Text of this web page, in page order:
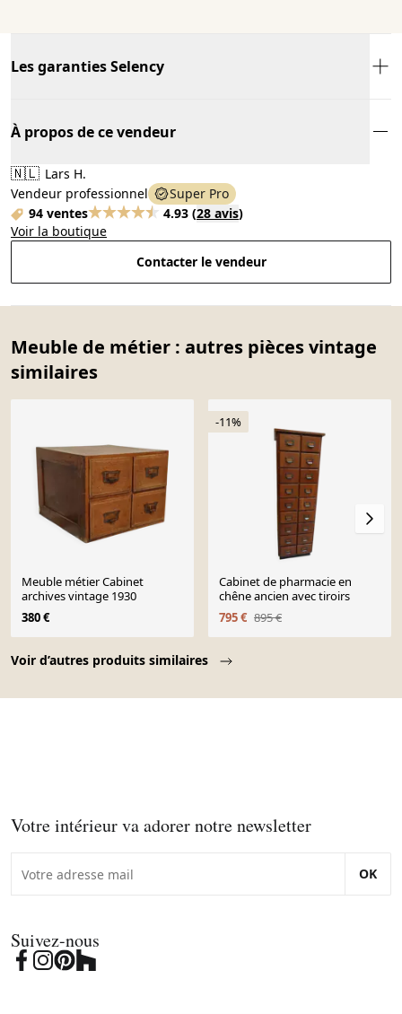
Les garanties Selency
À propos de ce vendeur
🇳🇱 Lars H.
Vendeur professionnel
Super Pro
94 ventes
4.93 (28 avis)
Voir la boutique
Contacter le vendeur
Meuble de métier : autres pièces vintage
similaires
Voir d’autres produits similaires
Meuble métier Cabinet
archives vintage 1930
380 €
-11%
Cabinet de pharmacie en
chêne ancien avec tiroirs
795 € 895 €
Votre intérieur va adorer notre newsletter
OK
Suivez-nous